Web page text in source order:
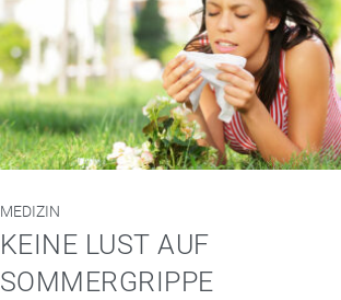
MEDIZIN
KEINE LUST AUF
SOMMERGRIPPE